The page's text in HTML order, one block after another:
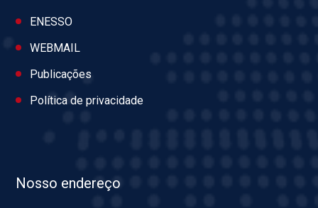
ENESSO
WEBMAIL
Publicações
Política de privacidade
Nosso endereço